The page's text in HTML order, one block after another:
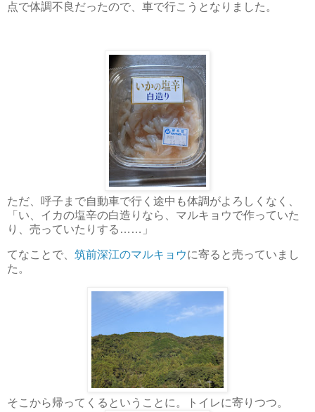
点で体調不良だったので、車で行こうとなりました。
ただ、呼子まで自動車で行く途中も体調がよろしくなく、
「い、イカの塩辛の白造りなら、マルキョウで作っていた
り、売っていたりする……」
てなことで、 筑前深江のマルキョウに寄ると売っていまし
た。
そこから帰ってくるということに。トイレに寄りつつ。